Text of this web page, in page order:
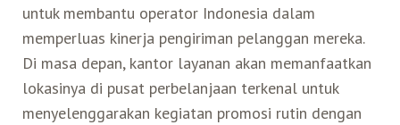
untuk membantu operator Indonesia dalam
memperluas kinerja pengiriman pelanggan mereka.
Di masa depan, kantor layanan akan memanfaatkan
lokasinya di pusat perbelanjaan terkenal untuk
menyelenggarakan kegiatan promosi rutin dengan